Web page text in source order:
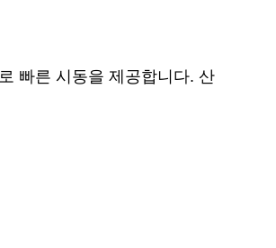
빠른 시동을 제공합니다. 산